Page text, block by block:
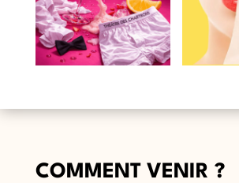
COMMENT VENIR ?